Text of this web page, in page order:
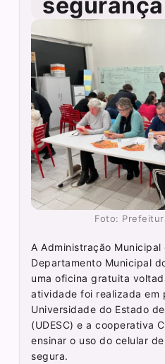
Foto:
A Administração
Departamento Municipal
uma oficina gratuita
atividade foi realizada em
Universidade do Estado
(UDESC) e a cooperativa
ensinar o uso do celular
segura.